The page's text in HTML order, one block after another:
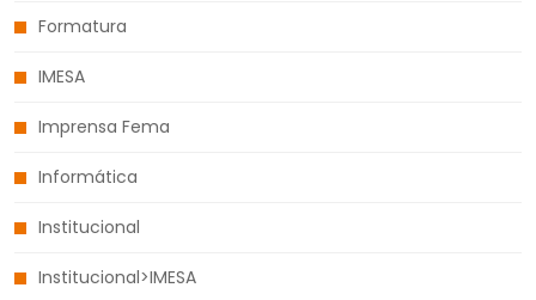
Formatura
IMESA
Imprensa Fema
Informática
Institucional
Institucional>IMESA